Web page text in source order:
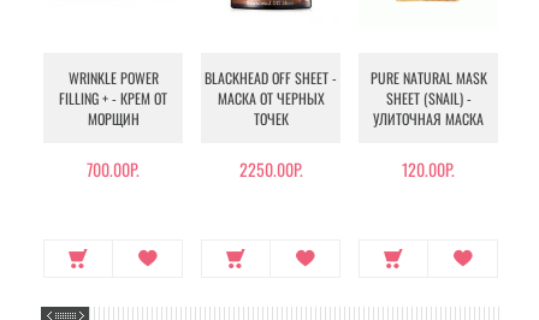
WRINKLE POWER
FILLING + - КРЕМ ОТ
МОРЩИН
700.00Р.
BLACKHEAD OFF SHEET -
МАСКА ОТ ЧЕРНЫХ
ТОЧЕК
2250.00Р.
PURE NATURAL MASK
SHEET (SNAIL) -
УЛИТОЧНАЯ МАСКА
120.00Р.